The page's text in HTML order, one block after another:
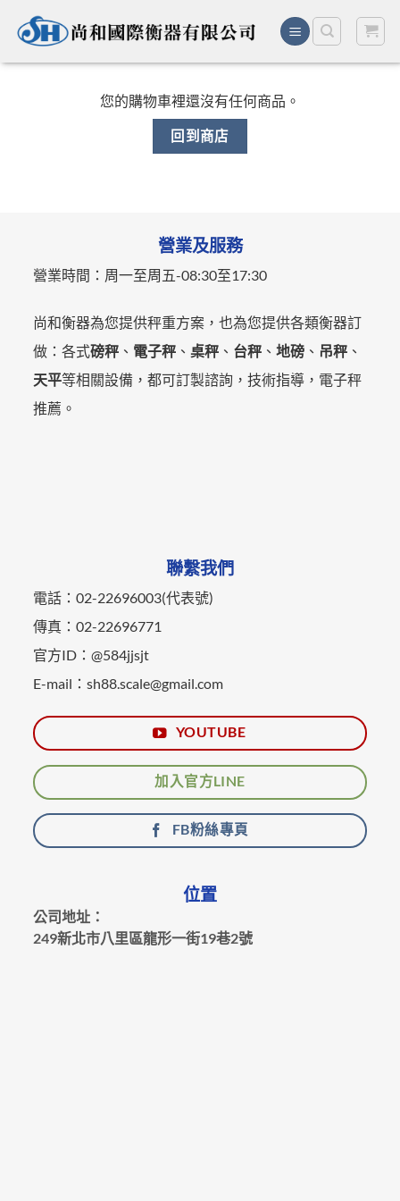
您的購物車裡還沒有任何商品。
回到商店
營業及服務
營業時間： 周一至周五-08:30至17:30
尚和衡器為您提供秤重方案，也為您提供各類衡器訂
做：各式磅秤 、 電子秤 、桌秤 、 台秤 、地磅 、 吊秤 、
天平等相關設備，都可訂製諮詢，技術指導，電子秤
推薦。
聯繫我們
電話：02-22696003(代表號)
傳真：02-22696771
官方ID：@584jjsjt
E-mail：sh88.scale@gmail.com
YOUTUBE
加入官方LINE
FB粉絲專頁
位置
公司地址：
249新北市八里區龍形一街19巷2號